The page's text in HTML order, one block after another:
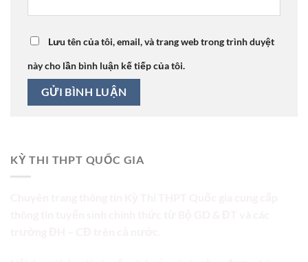
Lưu tên của tôi, email, và trang web trong trình duyệt
này cho lần bình luận kế tiếp của tôi.
KỲ THI THPT QUỐC GIA